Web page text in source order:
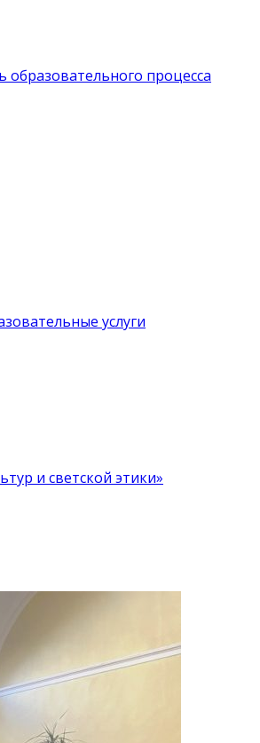
процесса
услуги
и светской этики»